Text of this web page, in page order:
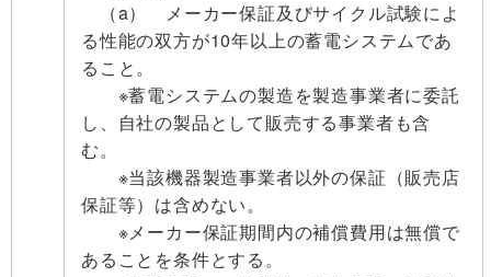
（a） メーカー保証及びサイクル試験によ
る性能の双方が10年以上の蓄電システムであ
ること。
※蓄電システムの製造を製造事業者に委託
し、自社の製品として販売する事業者も含
む。
※当該機器製造事業者以外の保証（販売店
保証等）は含めない。
※メーカー保証期間内の補償費用は無償で
あることを条件とする。